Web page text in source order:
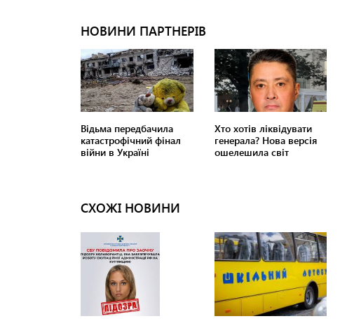
СХОЖІ НОВИНИ